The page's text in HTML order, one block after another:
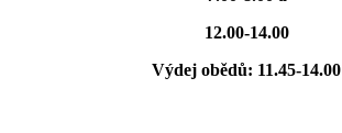
12.00-14.00
Výdej obědů: 11.45-14.00